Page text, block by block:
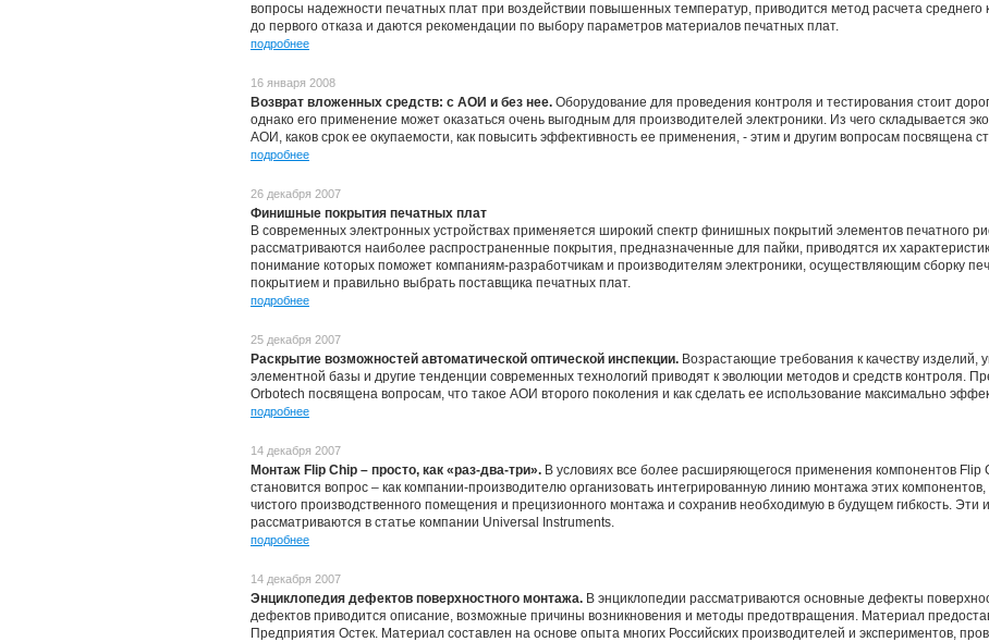
вопросы надежности печатных плат при воздействии повышенных температур, приводится метод расчета среднего
до первого отказа и даются рекомендации по выбору параметров материалов печатных плат.
подробнее
16 января 2008
Возврат вложенных средств: с АОИ и без нее. Оборудование для проведения контроля и тестирования стоит
однако его применение может оказаться очень выгодным для производителей электроники. Из чего складывается
АОИ, каков срок ее окупаемости, как повысить эффективность ее применения, - этим и другим вопросам посвящена
подробнее
26 декабря 2007
Финишные покрытия печатных плат
В современных электронных устройствах применяется широкий спектр финишных покрытий элементов печатного
рассматриваются наиболее распространенные покрытия, предназначенные для пайки, приводятся их
понимание которых поможет компаниям-разработчикам и производителям электроники, осуществляющим сборку
покрытием и правильно выбрать поставщика печатных плат.
подробнее
25 декабря 2007
Раскрытие возможностей автоматической оптической инспекции. Возрастающие требования к качеству изделий,
элементной базы и другие тенденции современных технологий приводят к эволюции методов и средств контроля.
Orbotech посвящена вопросам, что такое АОИ второго поколения и как сделать ее использование максимально
подробнее
14 декабря 2007
Монтаж Flip Chip – просто, как «раз-два-три». В условиях все более расширяющегося применения компонентов Flip
становится вопрос – как компании-производителю организовать интегрированную линию монтажа этих
чистого производственного помещения и прецизионного монтажа и сохранив необходимую в будущем гибкость. Эти
рассматриваются в статье компании Universal Instruments.
подробнее
14 декабря 2007
Энциклопедия дефектов поверхностного монтажа. В энциклопедии рассматриваются основные дефекты
дефектов приводится описание, возможные причины возникновения и методы предотвращения. Материал
Предприятия Остек. Материал составлен на основе опыта многих Российских производителей и экспериментов,